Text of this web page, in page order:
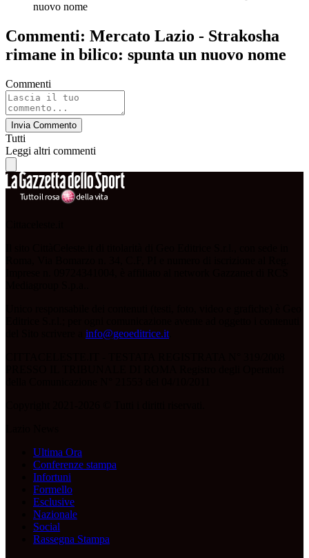
nuovo nome
Commenti: Mercato Lazio - Strakosha
rimane in bilico: spunta un nuovo nome
Commenti
Invia Commento
Tutti
Leggi altri commenti
info@geoeditrice.it
Ultima Ora
Conferenze stampa
Infortuni
Formello
Esclusive
Nazionale
Social
Rassegna Stampa